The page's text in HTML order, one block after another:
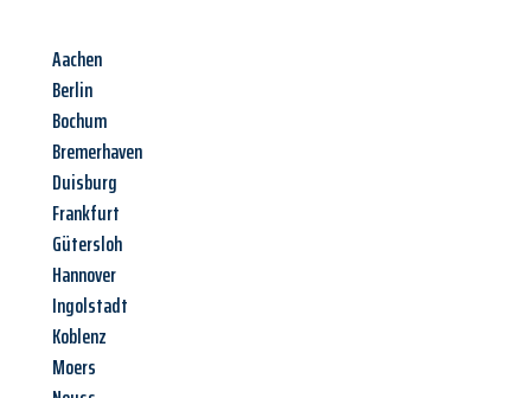
Aachen
Berlin
Bochum
Bremerhaven
Duisburg
Frankfurt
Gütersloh
Hannover
Ingolstadt
Koblenz
Moers